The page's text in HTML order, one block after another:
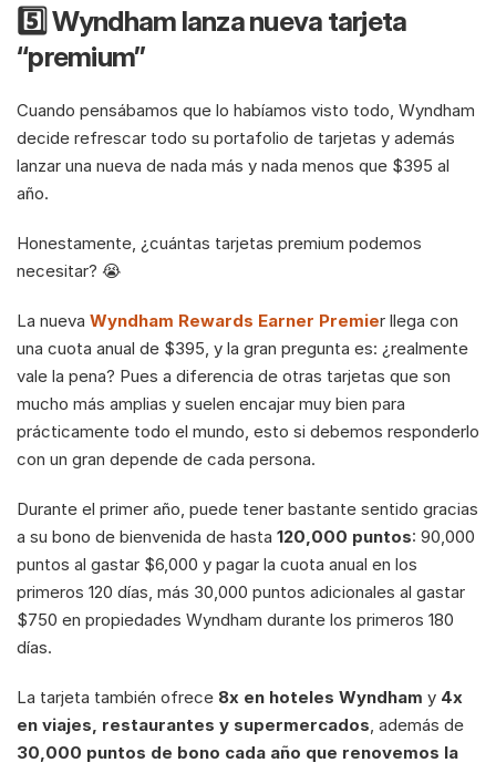
5️⃣ Wyndham lanza nueva tarjeta
“premium”
Cuando pensábamos que lo habíamos visto todo, Wyndham
decide refrescar todo su portafolio de tarjetas y además
lanzar una nueva de nada más y nada menos que $395 al
año.
Honestamente, ¿cuántas tarjetas premium podemos
necesitar? 😭
La nueva Wyndham Rewards Earner Premier llega con
una cuota anual de $395, y la gran pregunta es: ¿realmente
vale la pena? Pues a diferencia de otras tarjetas que son
mucho más amplias y suelen encajar muy bien para
prácticamente todo el mundo, esto si debemos responderlo
con un gran depende de cada persona.
Durante el primer año, puede tener bastante sentido gracias
a su bono de bienvenida de hasta 120,000 puntos: 90,000
puntos al gastar $6,000 y pagar la cuota anual en los
primeros 120 días, más 30,000 puntos adicionales al gastar
$750 en propiedades Wyndham durante los primeros 180
días.
La tarjeta también ofrece 8x en hoteles Wyndham y 4x
en viajes, restaurantes y supermercados
30,000 puntos de bono cada año que renovemos la